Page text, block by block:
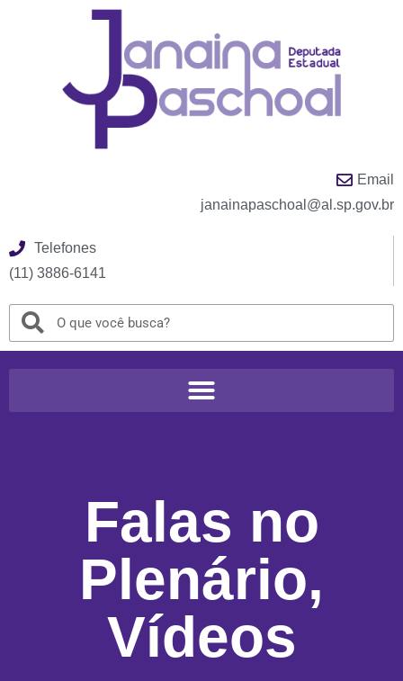
Email
janainapaschoal@al.sp.gov.br
Telefones
(11) 3886-6141
Falas no
Plenário,
Vídeos